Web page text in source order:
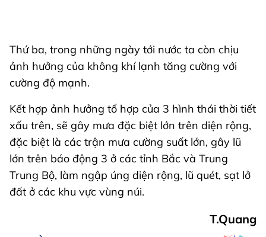
Thứ ba, trong những ngày tới nước ta còn chịu
ảnh hưởng của không khí lạnh tăng cường với
cường độ mạnh.
Kết hợp ảnh hưởng tổ hợp của 3 hình thái thời tiết
xấu trên, sẽ gây mưa đặc biệt lớn trên diện rộng,
đặc biệt là các trận mưa cường suất lớn, gây lũ
lớn trên báo động 3 ở các tỉnh Bắc và Trung
Trung Bộ, làm ngập úng diện rộng, lũ quét, sạt lở
đất ở các khu vực vùng núi.
T.Quang